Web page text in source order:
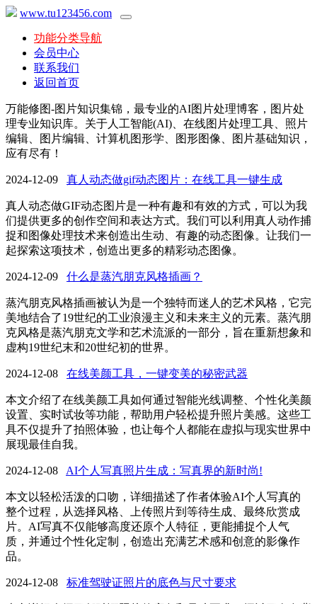
www.tu123456.com
功能分类导航
会员中心
联系我们
返回首页
万能修图-图片知识集锦，最专业的AI图片处理博客，图片处
理专业知识库。关于人工智能(AI)、在线图片处理工具、照片
编辑、图片编辑、计算机图形学、图形图像、图片基础知识，
应有尽有！
2024-12-09 真人动态做gif动态图片：在线工具一键生成
真人动态做GIF动态图片是一种有趣和有效的方式，可以为我
们提供更多的创作空间和表达方式。我们可以利用真人动作捕
捉和图像处理技术来创造出生动、有趣的动态图像。让我们一
起探索这项技术，创造出更多的精彩动态图像。
2024-12-09 什么是蒸汽朋克风格插画？
蒸汽朋克风格插画被认为是一个独特而迷人的艺术风格，它完
美地结合了19世纪的工业浪漫主义和未来主义的元素。蒸汽朋
克风格是蒸汽朋克文学和艺术流派的一部分，旨在重新想象和
虚构19世纪末和20世纪初的世界。
2024-12-08 在线美颜工具，一键变美的秘密武器
本文介绍了在线美颜工具如何通过智能光线调整、个性化美颜
设置、实时试妆等功能，帮助用户轻松提升照片美感。这些工
具不仅提升了拍照体验，也让每个人都能在虚拟与现实世界中
展现最佳自我。
2024-12-08 AI个人写真照片生成：写真界的新时尚!
本文以轻松活泼的口吻，详细描述了作者体验AI个人写真的
整个过程，从选择风格、上传照片到等待生成、最终欣赏成
片。AI写真不仅能够高度还原个人特征，更能捕捉个人气
质，并通过个性化定制，创造出充满艺术感和创意的影像作
品。
2024-12-08 标准驾驶证照片的底色与尺寸要求